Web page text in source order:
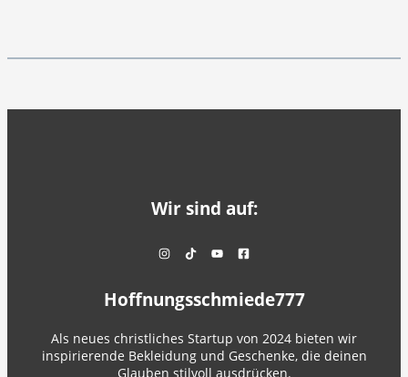
Wir sind auf:
Hoffnungsschmiede777
Als neues christliches Startup von 2024 bieten wir
inspirierende Bekleidung und Geschenke, die deinen
Glauben stilvoll ausdrücken.